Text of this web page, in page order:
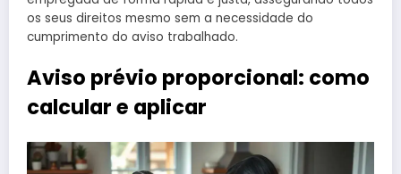
os seus direitos mesmo sem a necessidade do
cumprimento do aviso trabalhado.
Aviso prévio proporcional: como
calcular e aplicar